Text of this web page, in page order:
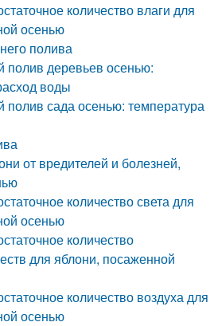
количество влаги для
осенью
полива
полив деревьев осенью:
воды
полив сада осенью: температура
от вредителей и болезней,
количество света для
осенью
количество
для яблони, посаженной
количество воздуха для
осенью